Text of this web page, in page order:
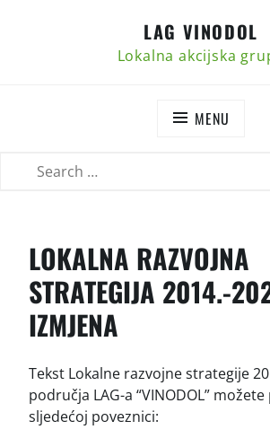
LAG VINODOL
Lokalna akcijska
MENU
LOKALNA RAZVOJNA
STRATEGIJA 2014.-
IZMJENA
Tekst Lokalne razvojne strategije
područja LAG-a “VINODOL”
sljedećoj poveznici: